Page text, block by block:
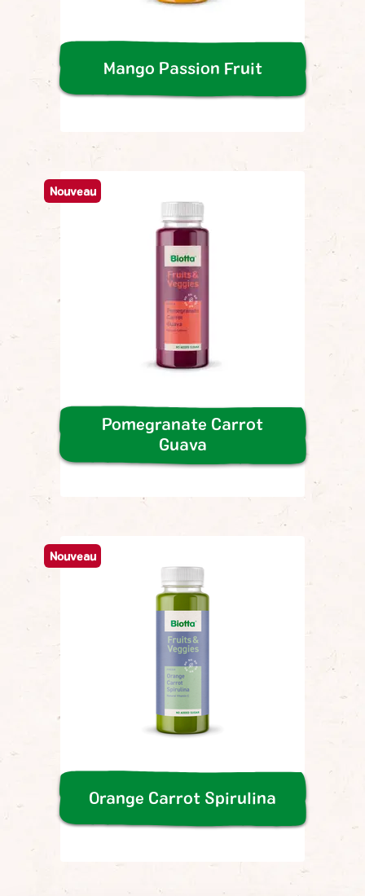
Mango Passion Fruit
Nouveau
Pomegranate Carrot
Guava
Nouveau
Orange Carrot Spirulina